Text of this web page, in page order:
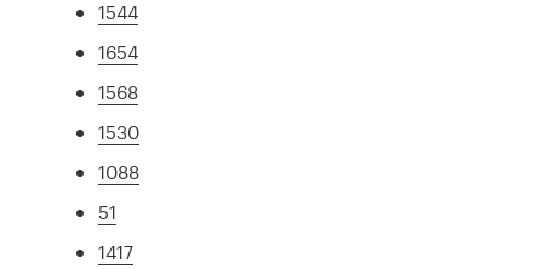
1544
1654
1568
1530
1088
51
1417